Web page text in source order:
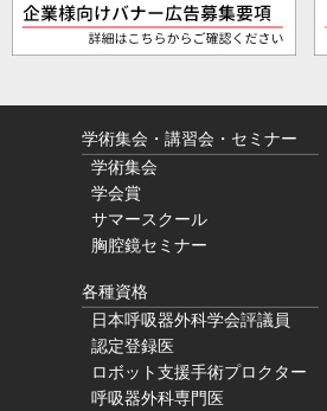
学術集会・講習会・セミナー
学術集会
学会賞
サマースクール
胸腔鏡セミナー
各種資格
日本呼吸器外科学会評議員
認定登録医
ロボット支援手術プロクター
呼吸器外科専門医